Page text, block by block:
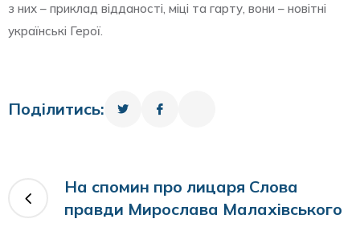
з них – приклад відданості, міці та гарту, вони – новітні
українські Герої.
Поділитись:
На спомин про лицаря Слова
правди Мирослава Малахівського